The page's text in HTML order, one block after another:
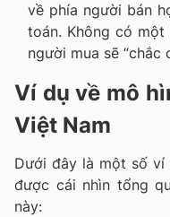
về phía người bán
toán. Không có
người mua sẽ “chắc
Ví dụ về mô
Việt Nam
Dưới đây là một số ví
được cái nhìn tổng
này: